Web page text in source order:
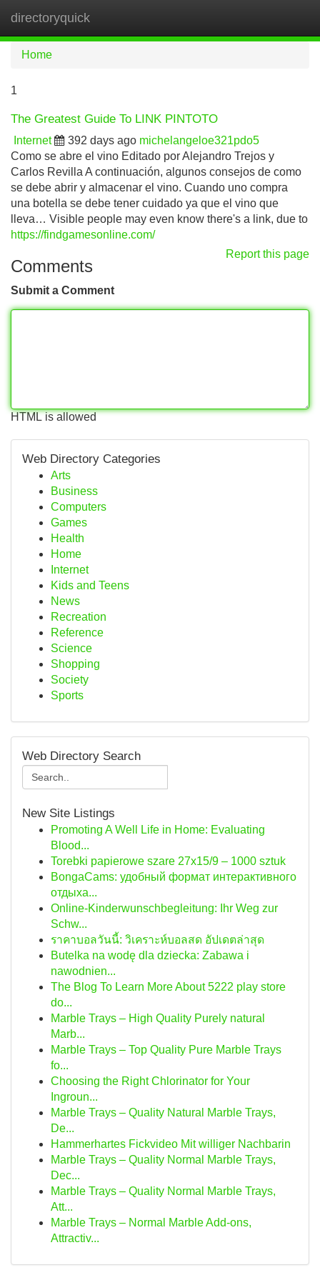
directoryquick
Home
1
The Greatest Guide To LINK PINTOTO
Internet 392 days ago michelangeloe321pdo5
Como se abre el vino Editado por Alejandro Trejos y
Carlos Revilla A continuación, algunos consejos de como
se debe abrir y almacenar el vino. Cuando uno compra
una botella se debe tener cuidado ya que el vino que
lleva… Visible people may even know there's a link, due to
https://findgamesonline.com/
Report this page
Comments
Submit a Comment
HTML is allowed
Web Directory Categories
Arts
Business
Computers
Games
Health
Home
Internet
Kids and Teens
News
Recreation
Reference
Science
Shopping
Society
Sports
Web Directory Search
New Site Listings
Promoting A Well Life in Home: Evaluating
Blood...
Torebki papierowe szare 27x15/9 – 1000 sztuk
BongaCams: удобный формат интерактивного
отдыха...
Online-Kinderwunschbegleitung: Ihr Weg zur
Schw...
ราคาบอลวันนี้: วิเคราะห์บอลสด อัปเดตล่าสุด
Butelka na wodę dla dziecka: Zabawa i
nawodnien...
The Blog To Learn More About 5222 play store
do...
Marble Trays – High Quality Purely natural
Marb...
Marble Trays – Top Quality Pure Marble Trays
fo...
Choosing the Right Chlorinator for Your
Ingroun...
Marble Trays – Quality Natural Marble Trays,
De...
Hammerhartes Fickvideo Mit williger Nachbarin
Marble Trays – Quality Normal Marble Trays,
Dec...
Marble Trays – Quality Normal Marble Trays,
Att...
Marble Trays – Normal Marble Add-ons,
Attractiv...